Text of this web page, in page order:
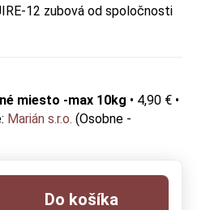
12 zubová od spoločnosti
miesto -max 10kg • 4,90 € •
Marián s.r.o. (Osobne -
Do košíka